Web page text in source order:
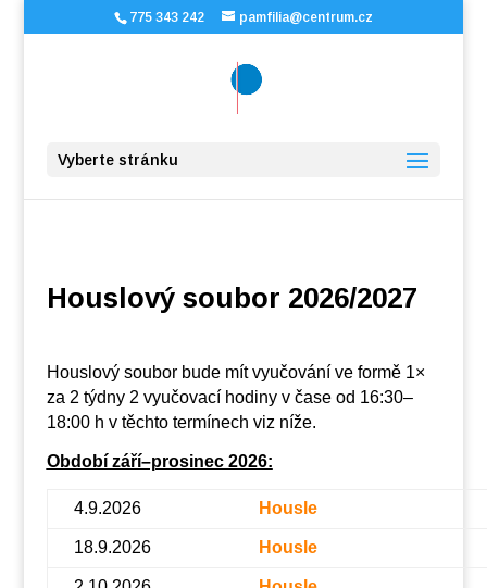
775 343 242 pamfilia@centrum.cz
Vyberte stránku
Houslový soubor 2026/2027
Houslový soubor bude mít vyučování ve formě 1×
za 2 týdny 2 vyučovací hodiny v čase od 16:30–
18:00 h v těchto termínech viz níže.
Období září–prosinec 2026:
4.9.2026 Housle
18.9.2026 Housle